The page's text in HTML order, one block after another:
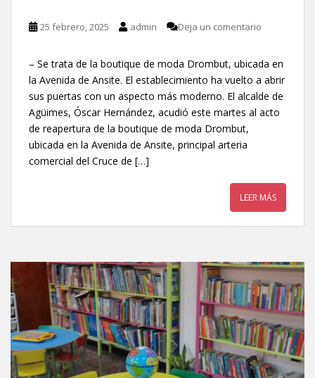
25 febrero, 2025 admin Deja un comentario
– Se trata de la boutique de moda Drombut, ubicada en
la Avenida de Ansite. El establecimiento ha vuelto a abrir
sus puertas con un aspecto más moderno. El alcalde de
Agüimes, Óscar Hernández, acudió este martes al acto
de reapertura de la boutique de moda Drombut,
ubicada en la Avenida de Ansite, principal arteria
comercial del Cruce de […]
LEER MÁS